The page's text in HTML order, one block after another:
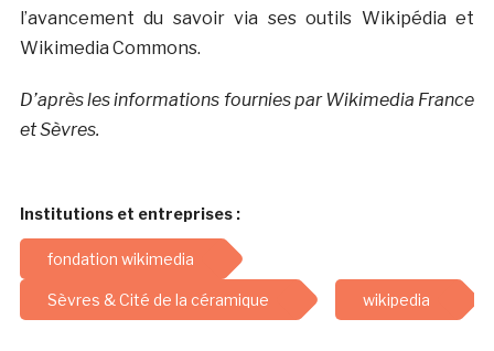
l’avancement du savoir via ses outils Wikipédia et
Wikimedia Commons.
D’après les informations fournies par Wikimedia France
et Sèvres.
Institutions et entreprises :
fondation wikimedia
Sèvres & Cité de la céramique wikipedia